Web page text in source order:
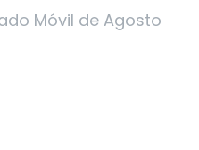
Móvil de Agosto